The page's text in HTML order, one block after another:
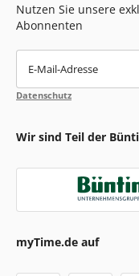
Nutzen Sie unsere
Abonnenten
E-Mail-Adresse
Datenschutz
Wir sind Teil der
myTime.de auf